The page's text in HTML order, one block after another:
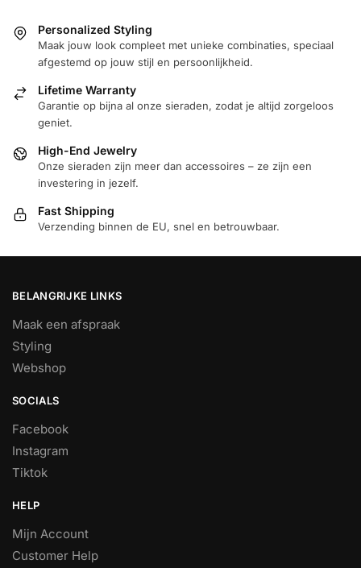
gekozen
worden
de
productpagina
Personalized Styling
Maak jouw look compleet met unieke combinaties, speciaal
afgestemd op jouw stijl en persoonlijkheid.
Lifetime Warranty
Garantie op bijna al onze sieraden, zodat je altijd zorgeloos
geniet.
High-End Jewelry
Onze sieraden zijn meer dan accessoires – ze zijn een
investering in jezelf.
Fast Shipping
Verzending binnen de EU, snel en betrouwbaar.
BELANGRIJKE LINKS
Maak een afspraak
Styling
Webshop
SOCIALS
Facebook
Instagram
Tiktok
HELP
Mijn Account
Customer Help